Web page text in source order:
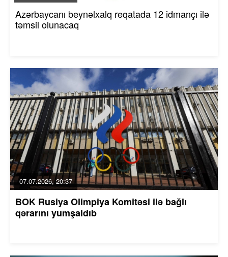
Azərbaycanı beynəlxalq reqatada 12 idmançı ilə
təmsil olunacaq
07.07.2026, 20:37
BOK Rusiya Olimpiya Komitəsi ilə bağlı
qərarını yumşaldıb